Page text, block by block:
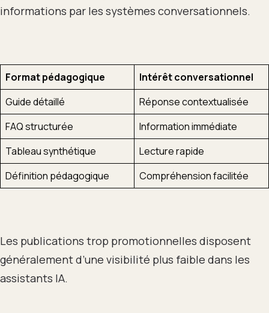
informations par les systèmes conversationnels.
Format pédagogique
Intérêt conversationnel
Guide détaillé
Réponse contextualisée
FAQ structurée
Information immédiate
Tableau synthétique
Lecture rapide
Définition pédagogique
Compréhension facilitée
Les publications trop promotionnelles disposent
généralement d’une visibilité plus faible dans les
assistants IA.